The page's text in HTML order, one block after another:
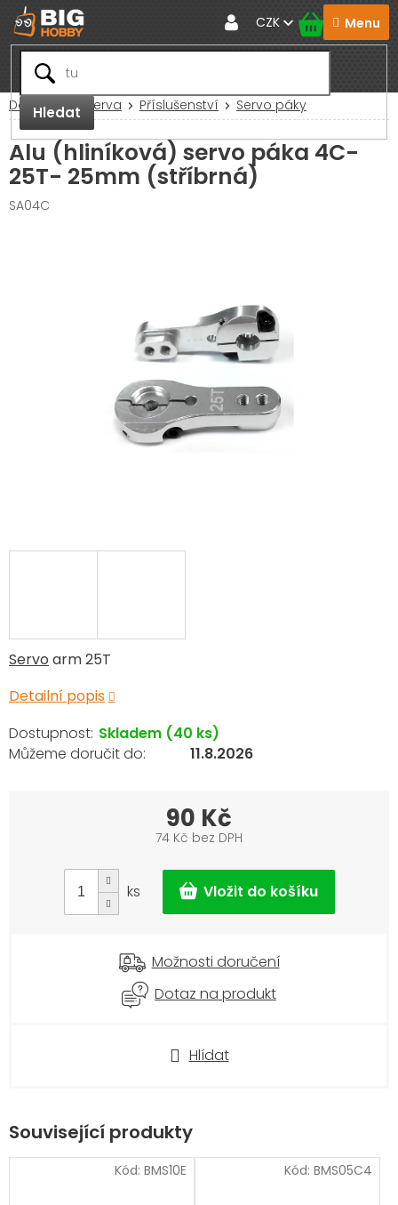
Přejít
na
obsah
Hledat
CZK
Domů RC Serva Příslušenství Servo páky
Alu (hliníková) servo páka 4C-
25T- 25mm (stříbrná)
SA04C
Servo arm 25T
Detailní popis
Hlídat
Skladem (40 ks)
11.8.2026
90 Kč
74 Kč bez DPH
cena:
ks
Možnosti doručení
Dotaz na produkt
Související produkty
Kód: BMS10E Kód: BMS05C4